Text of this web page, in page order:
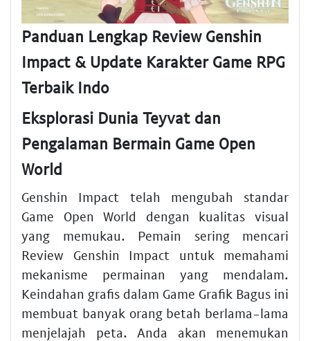
Panduan Lengkap Review Genshin
Impact & Update Karakter Game RPG
Terbaik Indo
Eksplorasi Dunia Teyvat dan
Pengalaman Bermain Game Open
World
Genshin Impact telah mengubah standar
Game Open World dengan kualitas visual
yang memukau. Pemain sering mencari
Review Genshin Impact untuk memahami
mekanisme permainan yang mendalam.
Keindahan grafis dalam Game Grafik Bagus ini
membuat banyak orang betah berlama-lama
menjelajah peta. Anda akan menemukan